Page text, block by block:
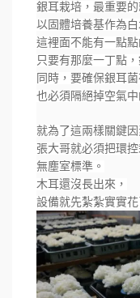
銀耳栽培，最重要的
以固體培養基作為白
這裡面不能有一點點
只要有那麼一丁點
同時，要確保銀耳
也必須隔絕掉空氣
就為了這兩樣關鍵因
張大哥就必須把環
無塵室標準。
木耳還沒長出來，
設備就先紮紮實實